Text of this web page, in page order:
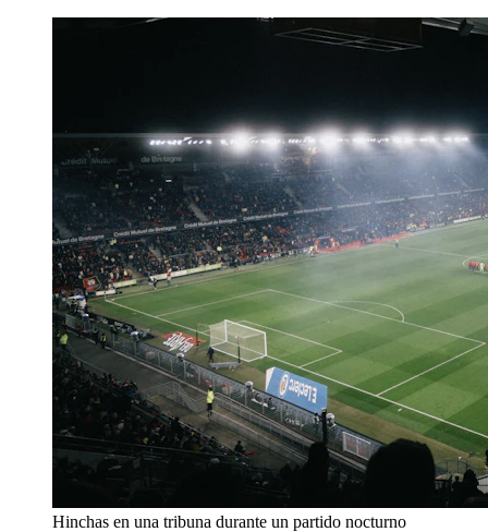
Hinchas en una tribuna durante un partido nocturno